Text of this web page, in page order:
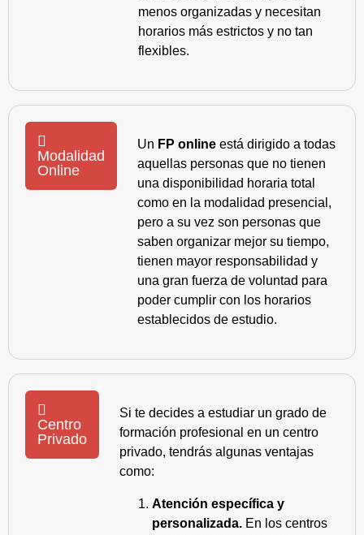
menos organizadas y necesitan
horarios más estrictos y no tan
flexibles.
Modalidad
Online
Un FP online está dirigido a todas
aquellas personas que no tienen
una disponibilidad horaria total
como en la modalidad presencial,
pero a su vez son personas que
saben organizar mejor su tiempo,
tienen mayor responsabilidad y
una gran fuerza de voluntad para
poder cumplir con los horarios
establecidos de estudio.
Centro
Privado
Si te decides a estudiar un grado de
formación profesional en un centro
privado, tendrás algunas ventajas
como:
Atención específica y
personalizada. En los centros